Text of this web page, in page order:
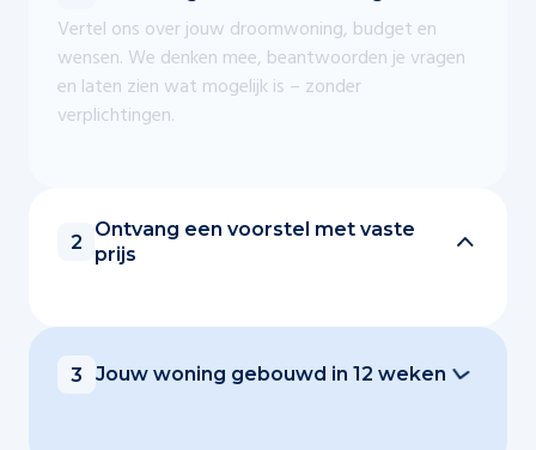
Vertel ons over jouw droomwoning, budget en
wensen. We denken mee, beantwoorden je vragen
en laten zien wat mogelijk is – zonder
verplichtingen.
Ontvang een voorstel met vaste
prijs
Jouw woning gebouwd in 12 weken